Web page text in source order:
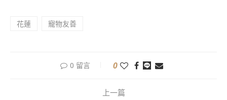
花蓮 寵物友善
0 留言 0
上一篇